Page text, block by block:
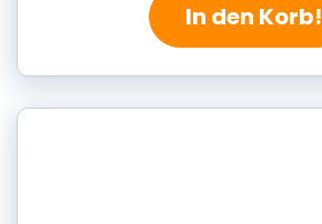
In den Korb!